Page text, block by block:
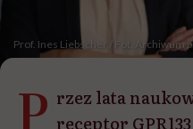
Prof. Ines Liebscher / Fot. Archiwum
P rzez lata
receptor